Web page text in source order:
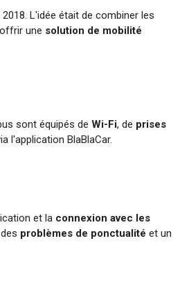
L'idée était de combiner les
une solution de mobilité
sont équipés deWi-Fi, de prises
l'application BlaBlaCar.
et la connexion avec les
problèmes de ponctualité et un